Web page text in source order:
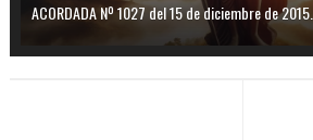
ACORDADA Nº 1027 del 15 de diciembre de 2015.